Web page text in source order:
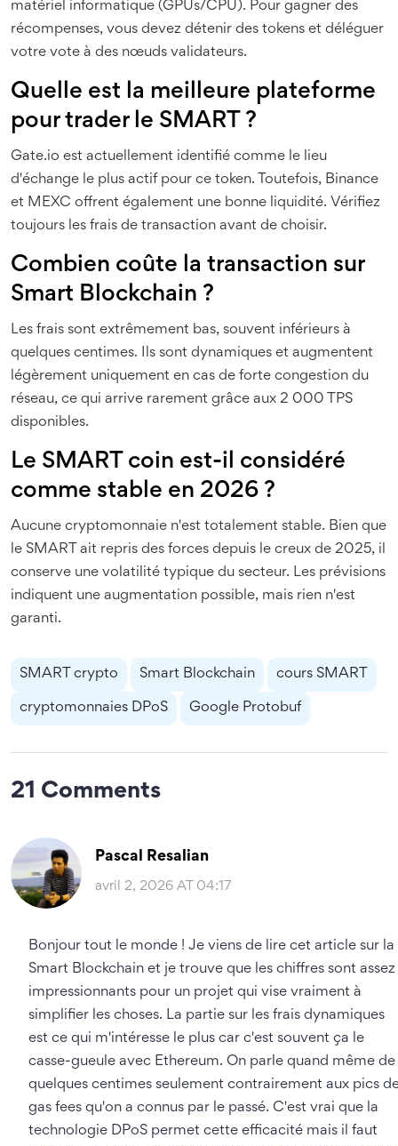
matériel informatique (GPUs/CPU). Pour gagner des
récompenses, vous devez détenir des tokens et déléguer
votre vote à des nœuds validateurs.
Quelle est la meilleure plateforme
pour trader le SMART ?
Gate.io est actuellement identifié comme le lieu
d'échange le plus actif pour ce token. Toutefois, Binance
et MEXC offrent également une bonne liquidité. Vérifiez
toujours les frais de transaction avant de choisir.
Combien coûte la transaction sur
Smart Blockchain ?
Les frais sont extrêmement bas, souvent inférieurs à
quelques centimes. Ils sont dynamiques et augmentent
légèrement uniquement en cas de forte congestion du
réseau, ce qui arrive rarement grâce aux 2 000 TPS
disponibles.
Le SMART coin est-il considéré
comme stable en 2026 ?
Aucune cryptomonnaie n'est totalement stable. Bien que
le SMART ait repris des forces depuis le creux de 2025, il
conserve une volatilité typique du secteur. Les prévisions
indiquent une augmentation possible, mais rien n'est
garanti.
SMART crypto Smart Blockchain cours SMART
cryptomonnaies DPoS Google Protobuf
21 Comments
Pascal Resalian
avril 2, 2026 AT 04:17
Bonjour tout le monde ! Je viens de lire cet article sur la
Smart Blockchain et je trouve que les chiffres sont assez
impressionnants pour un projet qui vise vraiment à
simplifier les choses. La partie sur les frais dynamiques
est ce qui m'intéresse le plus car c'est souvent ça le
casse-gueule avec Ethereum. On parle quand même de
quelques centimes seulement contrairement aux pics
gas fees qu'on a connus par le passé. C'est vrai que la
technologie DPoS permet cette efficacité mais il faut